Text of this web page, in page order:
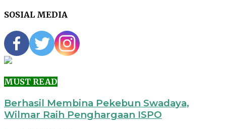
SOSIAL MEDIA
MUST READ
Berhasil Membina Pekebun Swadaya,
Wilmar Raih Penghargaan ISPO